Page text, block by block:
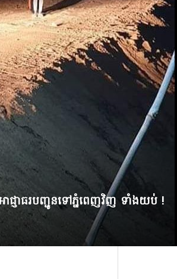
ាជ្ញាធរបញ្ជូនទៅភ្នំពេញវិញ ទាំងយប់ !